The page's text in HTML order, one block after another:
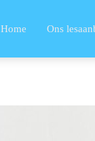
Home Ons